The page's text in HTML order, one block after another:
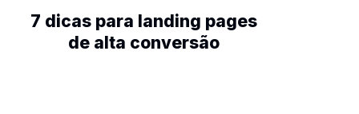
7 dicas para landing pages
de alta conversão